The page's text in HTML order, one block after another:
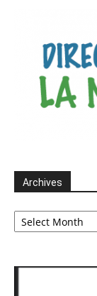
Archives
Archives